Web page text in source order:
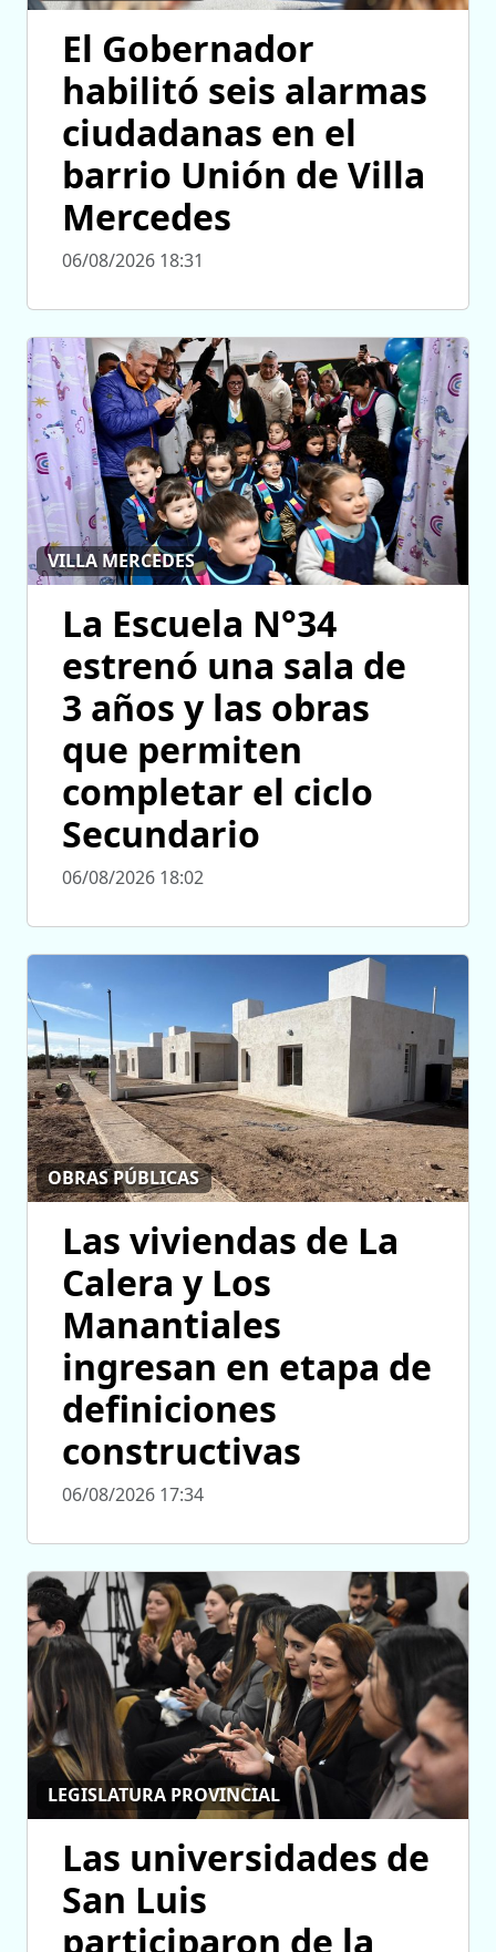
El Gobernador
habilitó seis alarmas
ciudadanas en el
barrio Unión de Villa
Mercedes
06/08/2026 18:31
VILLA MERCEDES
La Escuela N°34
estrenó una sala de
3 años y las obras
que permiten
completar el ciclo
Secundario
06/08/2026 18:02
OBRAS PÚBLICAS
Las viviendas de La
Calera y Los
Manantiales
ingresan en etapa de
definiciones
constructivas
06/08/2026 17:34
LEGISLATURA PROVINCIAL
Las universidades de
San Luis
participaron de la